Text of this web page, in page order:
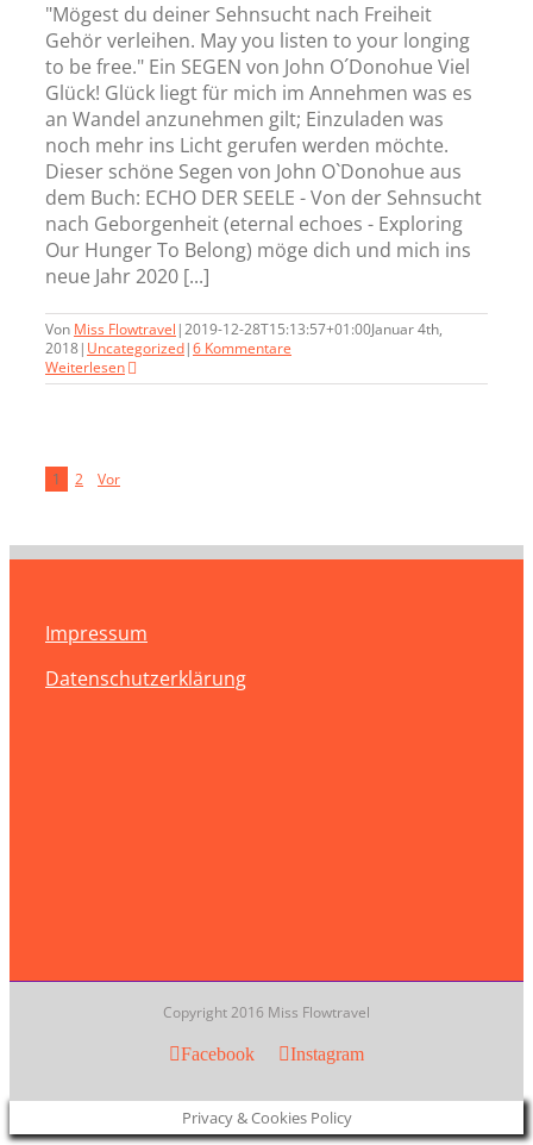
"Mögest du deiner Sehnsucht nach Freiheit
Gehör verleihen. May you listen to your longing
to be free." Ein SEGEN von John O´Donohue Viel
Glück! Glück liegt für mich im Annehmen was es
an Wandel anzunehmen gilt; Einzuladen was
noch mehr ins Licht gerufen werden möchte.
Dieser schöne Segen von John O`Donohue aus
dem Buch: ECHO DER SEELE - Von der Sehnsucht
nach Geborgenheit (eternal echoes - Exploring
Our Hunger To Belong) möge dich und mich ins
neue Jahr 2020 [...]
Von Miss Flowtravel |2019-12-28T15:13:57+01:00Januar 4th,
2018| Uncategorized|6 Kommentare
Weiterlesen
1 2 Vor
Impressum
Datenschutzerklärung
Copyright 2016 Miss Flowtravel
Facebook Instagram
Privacy & Cookies Policy